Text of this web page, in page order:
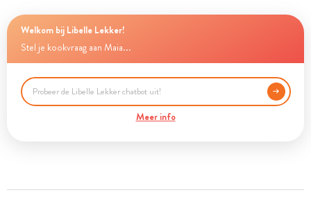
Welkom bij Libelle Lekker!
Stel je kookvraag aan Maia...
Meer info